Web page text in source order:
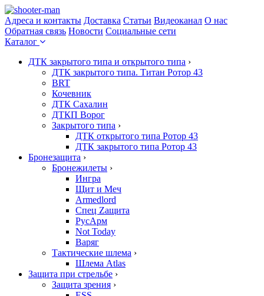
Адреса и контакты Доставка Статьи Видеоканал О нас
Обратная связь Новости Социальные сети
Каталог
ДТК закрытого типа и открытого типа ›
ДТК закрытого типа. Титан Ротор 43
BRT
Кочевник
ДТК Сахалин
ДТКП Ворог
Закрытого типа ›
ДТК открытого типа Ротор 43
ДТК закрытого типа Ротор 43
Бронезащита ›
Бронежилеты ›
Ингра
Щит и Меч
Armedlord
Спец Zащита
РусАрм
Not Today
Варяг
Тактические шлема ›
Шлема Atlas
Защита при стрельбе ›
Защита зрения ›